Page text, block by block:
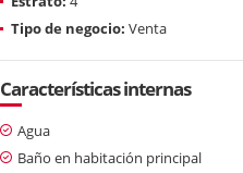
Tipo de negocio: Venta
Características internas
Agua
Baño en habitación principal